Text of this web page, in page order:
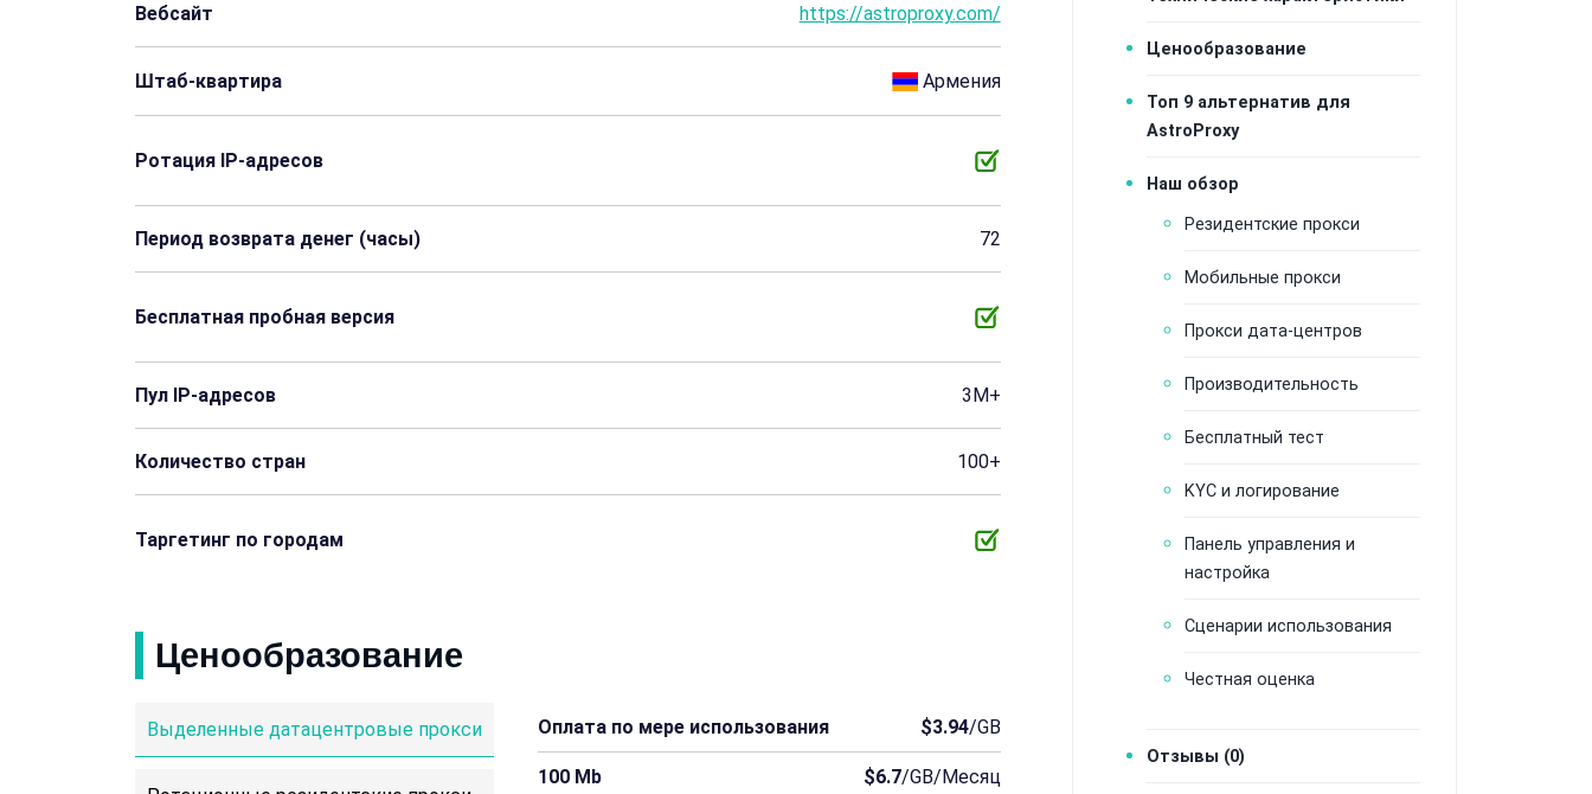
Вебсайт https://astroproxy.com/
Штаб-квартира Армения
Ротация IP-адресов
Период возврата денег (часы) 72
Бесплатная пробная версия
Пул IP-адресов 3M+
Количество стран 100+
Таргетинг по городам
Ценообразование
Выделенные датацентровые прокси Оплата по мере использования $3.94/GB
100 Mb $6.7/GB/Месяц
Ценообразование
Топ 9 альтернатив для
AstroProxy
Наш обзор
Резидентские прокси
Мобильные прокси
Прокси дата-центров
Производительность
Бесплатный тест
KYC и логирование
Панель управления и
настройка
Сценарии использования
Честная оценка
Отзывы (0)